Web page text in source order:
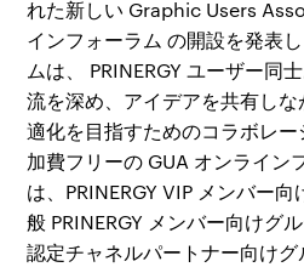
れた新しい Graphic Users
インフォーラム の開設を発表
ムは、
PRINERGY ユーザー同
流を深め、アイデアを共有し
適化を目指すためのコラボレ
加費フリーの GUA オンライン
は、 PRINERGY VIP メンバー向
般 PRINERGY メンバー向けグ
認定チャネルパートナー向け